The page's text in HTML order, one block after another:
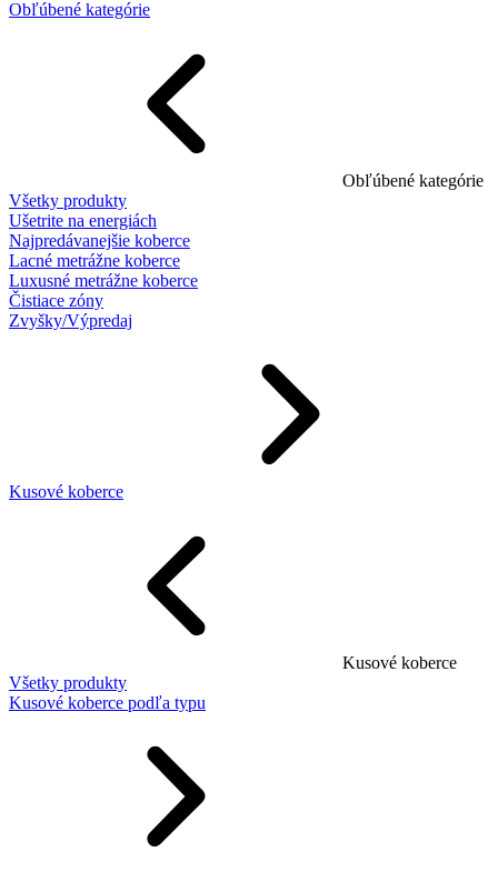
Obľúbené kategórie
Obľúbené kategórie
Všetky produkty
Ušetrite na energiách
Najpredávanejšie koberce
Lacné metrážne koberce
Luxusné metrážne koberce
Čistiace zóny
Zvyšky/Výpredaj
Kusové koberce
Kusové koberce
Všetky produkty
Kusové koberce podľa typu